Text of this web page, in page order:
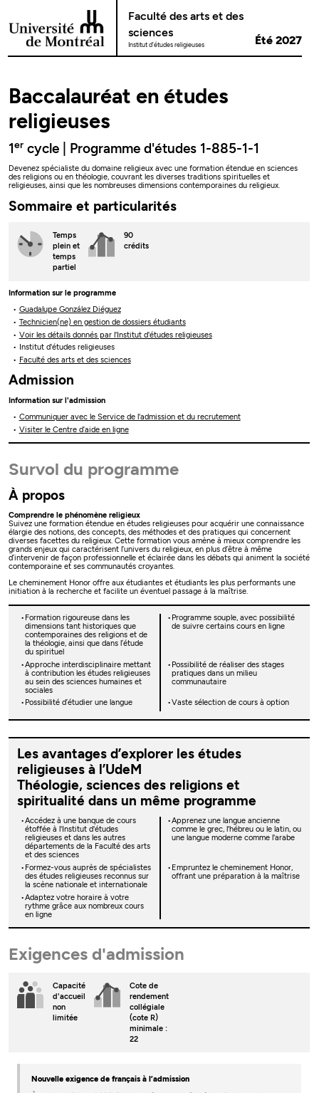
Passer au contenu
Faculté des arts et des
sciences
Institut d'études religieuses Été 2027
Baccalauréat en études
religieuses
1er cycle | Programme d'études 1-885-1-1
Devenez spécialiste du domaine religieux avec une formation étendue en sciences
des religions ou en théologie, couvrant les diverses traditions spirituelles et
religieuses, ainsi que les nombreuses dimensions contemporaines du religieux.
Sommaire et particularités
Temps
plein et
temps
partiel
90
crédits
Information sur le programme
Guadalupe González Diéguez
Technicien(ne) en gestion de dossiers étudiants
Voir les détails donnés par l'Institut d'études religieuses
Institut d'études religieuses
Faculté des arts et des sciences
Admission
Information sur l'admission
Communiquer avec le Service de l'admission et du recrutement
Visiter le Centre d’aide en ligne
Survol du programme
À propos
Comprendre le phénomène religieux
Suivez une formation étendue en études religieuses pour acquérir une connaissance
élargie des notions, des concepts, des méthodes et des pratiques qui concernent
diverses facettes du religieux. Cette formation vous amène à mieux comprendre les
grands enjeux qui caractérisent l’univers du religieux, en plus d’être à même
d’intervenir de façon professionnelle et éclairée dans les débats qui animent la société
contemporaine et ses communautés croyantes.
Le cheminement Honor offre aux étudiantes et étudiants les plus performants une
initiation à la recherche et facilite un éventuel passage à la maîtrise.
Formation rigoureuse dans les
dimensions tant historiques que
contemporaines des religions et de
la théologie, ainsi que dans l’étude
du spirituel
Programme souple, avec possibilité
de suivre certains cours en ligne
Approche interdisciplinaire mettant
à contribution les études religieuses
au sein des sciences humaines et
sociales
Possibilité de réaliser des stages
pratiques dans un milieu
communautaire
Possibilité d’étudier une langue Vaste sélection de cours à option
Les avantages d’explorer les études
religieuses à l’UdeM
Théologie, sciences des religions et
spiritualité dans un même programme
Accédez à une banque de cours
étoffée à l'Institut d'études
religieuses et dans les autres
départements de la Faculté des arts
et des sciences
Apprenez une langue ancienne
comme le grec, l'hébreu ou le latin, ou
une langue moderne comme l'arabe
Formez-vous auprès de spécialistes
des études religieuses reconnus sur
la scène nationale et internationale
Empruntez le cheminement Honor,
offrant une préparation à la maîtrise
Adaptez votre horaire à votre
rythme grâce aux nombreux cours
en ligne
Exigences d'admission
Capacité
d'accueil
non
limitée
Cote de
rendement
collégiale
(cote R)
minimale :
22
Nouvelle exigence de français à l’admission